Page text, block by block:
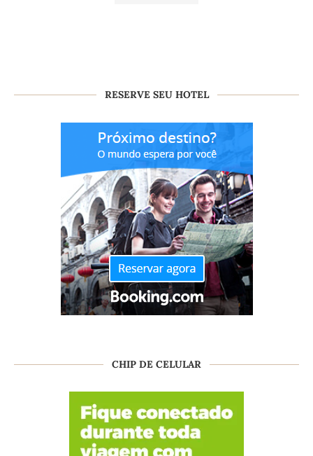
RESERVE SEU HOTEL
CHIP DE CELULAR